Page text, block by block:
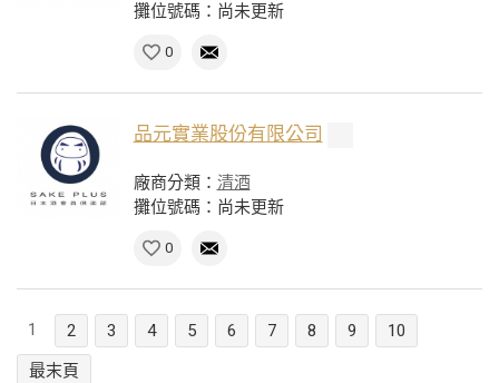
攤位號碼：尚未更新
0
品元實業股份有限公司
廠商分類： 清酒
攤位號碼：尚未更新
0
1 2 3 4 5 6 7 8 9
10
最末頁